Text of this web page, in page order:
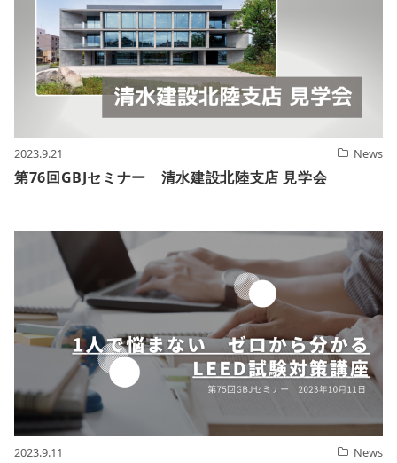
2023.9.21 News
第76回GBJセミナー 清水建設北陸支店 見学会
2023.9.11 News